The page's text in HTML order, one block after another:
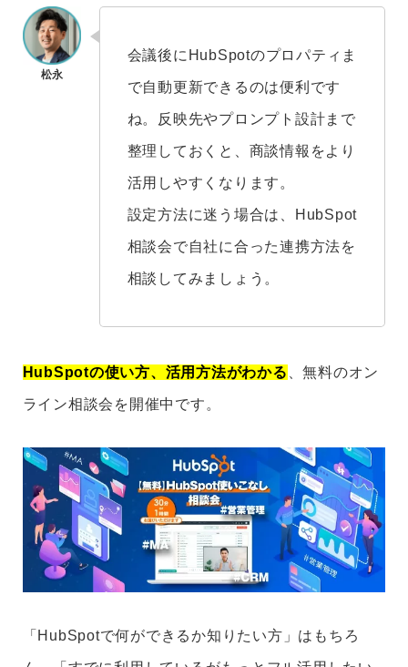
会議後にHubSpotのプロパティま
で自動更新できるのは便利です
ね。反映先やプロンプト設計まで
整理しておくと、商談情報をより
活用しやすくなります。
設定方法に迷う場合は、HubSpot
相談会で自社に合った連携方法を
相談してみましょう。
HubSpotの使い方、活用方法がわかる 、無料のオン
ライン相談会を開催中です。
「HubSpotで何ができるか知りたい方」はもちろ